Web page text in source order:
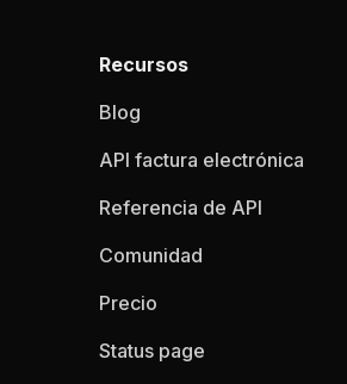
Recursos
Blog
API factura electrónica
Referencia de API
Comunidad
Precio
Status page